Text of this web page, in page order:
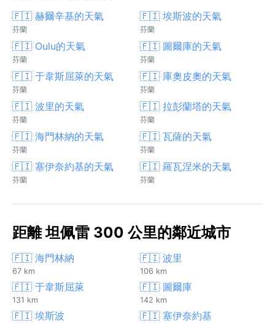
🇫🇮 赫爾辛基的天氣
芬蘭
🇫🇮 埃斯波的天氣
芬蘭
🇫🇮 Oulu的天氣
芬蘭
🇫🇮 圖爾庫的天氣
芬蘭
🇫🇮 于韋斯屈萊的天氣
芬蘭
🇫🇮 庫奧皮奧的天氣
芬蘭
🇫🇮 波里的天氣
芬蘭
🇫🇮 拉彭蘭塔的天氣
芬蘭
🇫🇮 海門林納的天氣
芬蘭
🇫🇮 瓦薩的天氣
芬蘭
🇫🇮 塞伊奈約基的天氣
芬蘭
🇫🇮 羅瓦涅米的天氣
芬蘭
距離 坦佩雷 300 公里的鄰近城市
🇫🇮 海門林納
67 km
🇫🇮 波里
106 km
🇫🇮 于韋斯屈萊
131 km
🇫🇮 圖爾庫
142 km
🇫🇮 埃斯波 🇫🇮 塞伊奈約基